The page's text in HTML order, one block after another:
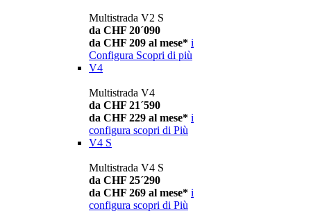
Multistrada V2 S
da CHF 20´090
da CHF 209 al mese* i
Configura Scopri di più
V4
Multistrada V4
da CHF 21´590
da CHF 229 al mese* i
configura scopri di Più
V4 S
Multistrada V4 S
da CHF 25´290
da CHF 269 al mese* i
configura scopri di Più